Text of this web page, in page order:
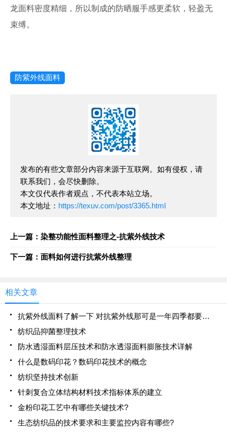
龙面料密度精细，所以制成的防晒服手感更柔软，轻盈无
束缚。
防紫外线面料
发布的有些文章部分内容来源于互联网。如有侵权，请
联系我们，会尽快删除。
本文仅代表作者观点，不代表本站立场。
本文地址： https://texuv.com/post/3365.html
上一篇：染整功能性面料整理之-抗紫外线技术
下一篇：面料如何进行抗紫外线整理
相关文章
抗紫外线面料了解一下 对抗紫外线那可是一年四季都要做的事
纺织品抑菌整理技术
防水透湿面料层压技术和防水透湿面料膨胀技术详解
什么是数码印花？数码印花技术的概念
纺织坚持技术创新
针刺复合立体结构材料技术指标体系的建立
金粉印花工艺中有哪些关键技术?
生态纺织品的技术要求和主要监控内容有哪些?